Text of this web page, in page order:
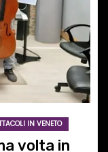
IN VENETO
volta in